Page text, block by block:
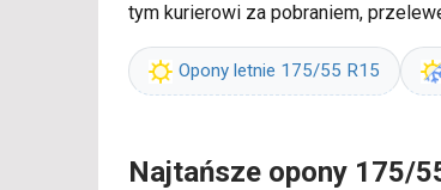
tym kurierowi za pobraniem,
Opony letnie 175/55 R15
Najtańsze opony 175/